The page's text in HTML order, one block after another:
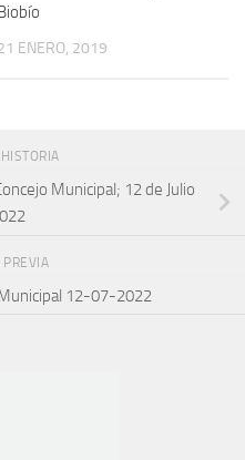
ENERO, 2019
Municipal; 12 de Julio
PREVIA
12-07-2022